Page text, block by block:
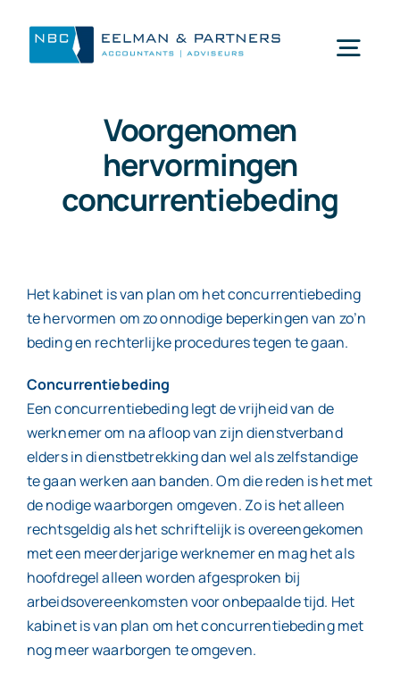
inhoud
Wat doen wij
Wie zijn wij
Nieuws
Werken bij
Contact
Voorgenomen
hervormingen
concurrentiebeding
Het kabinet is van plan om het concurrentiebeding
te hervormen om zo onnodige beperkingen van zo’n
beding en rechterlijke procedures tegen te gaan.
Concurrentiebeding
Een concurrentiebeding legt de vrijheid van de
werknemer om na afloop van zijn dienstverband
elders in dienstbetrekking dan wel als zelfstandige
te gaan werken aan banden. Om die reden is het met
de nodige waarborgen omgeven. Zo is het alleen
rechtsgeldig als het schriftelijk is overeengekomen
met een meerderjarige werknemer en mag het als
hoofdregel alleen worden afgesproken bij
arbeidsovereenkomsten voor onbepaalde tijd. Het
kabinet is van plan om het concurrentiebeding met
nog meer waarborgen te omgeven.